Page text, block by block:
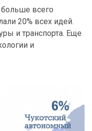
всего
20% всех идей.
и транспорта. Еще
и